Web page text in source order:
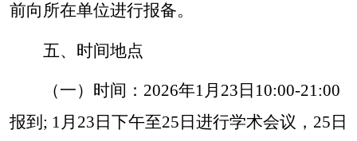
前向所在单位进行报备。
五、时间地点
（一）时间： 2026年1月23日10:00-21:00
报到; 1月23日下午至25日进行学术会议，25日